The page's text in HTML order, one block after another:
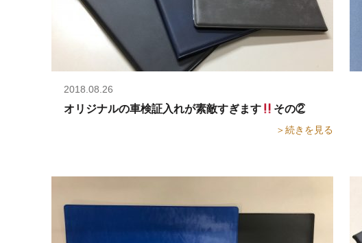
2018.08.26
オリジナルの車検証入れが素敵すぎます その②
＞続きを見る